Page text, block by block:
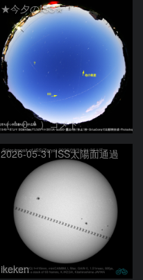
★今夕のISS★
（＾０＾）コメト
2026-05-31 ISS太陽面通過
ikeken